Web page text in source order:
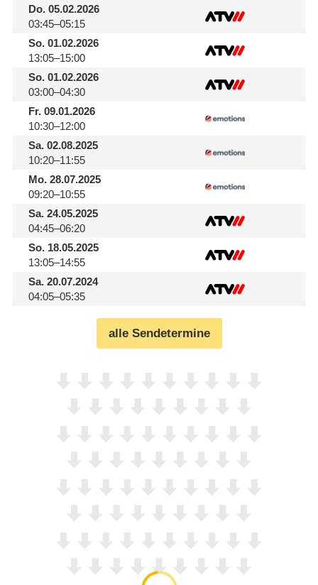
Do.05.02.2026
03:45–05:15
So.01.02.2026
13:05–15:00
So.01.02.2026
03:00–04:30
Fr.09.01.2026
10:30–12:00
Sa.02.08.2025
10:20–11:55
Mo.28.07.2025
09:20–10:55
Sa.24.05.2025
04:45–06:20
So.18.05.2025
13:05–14:55
Sa.20.07.2024
04:05–05:35
alle Sendetermine